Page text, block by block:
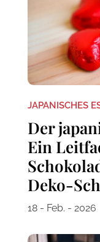
JAPANISCHES
Der
Ein
Deko-
18 - Feb. - 2026